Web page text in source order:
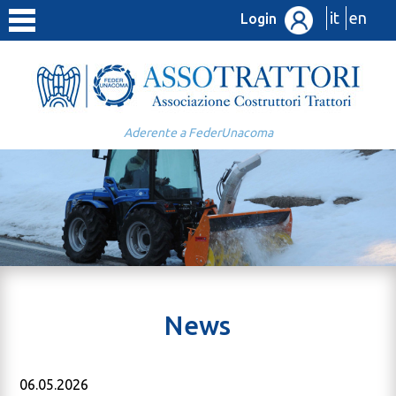
Login it en
Aderente a FederUnacoma
News
06.05.2026